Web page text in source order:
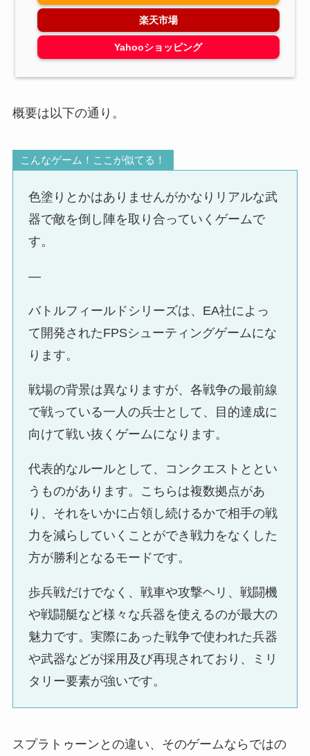
楽天市場
Yahooショッピング
概要は以下の通り。
こんなゲーム！ここが似てる！
色塗りとかはありませんがかなりリアルな武
器で敵を倒し陣を取り合っていくゲームで
す。
—
バトルフィールドシリーズは、EA社によっ
て開発されたFPSシューティングゲームにな
ります。
戦場の背景は異なりますが、各戦争の最前線
で戦っている一人の兵士として、目的達成に
向けて戦い抜くゲームになります。
代表的なルールとして、コンクエストととい
うものがあります。こちらは複数拠点があ
り、それをいかに占領し続けるかで相手の戦
力を減らしていくことができ戦力をなくした
方が勝利となるモードです。
歩兵戦だけでなく、戦車や攻撃ヘリ、戦闘機
や戦闘艇など様々な兵器を使えるのが最大の
魅力です。実際にあった戦争で使われた兵器
や武器などが採用及び再現されており、ミリ
タリー要素が強いです。
スプラトゥーンとの違い、そのゲームならではの